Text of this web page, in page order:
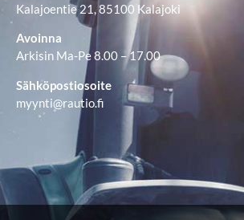
Kalajoentie 21, 85100 Kalajoki
Avoinna
Arkisin Ma-Pe 8.00 – 17.00
Sähköpostiosoite
myynti@rautio.fi